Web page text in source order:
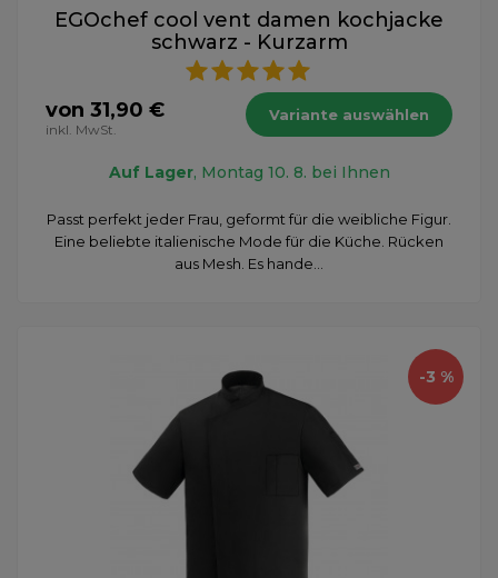
EGOchef cool vent damen kochjacke
schwarz - Kurzarm
von 31,90 €
inkl. MwSt.
Variante auswählen
Auf Lager, Montag 10. 8. bei Ihnen
Passt perfekt jeder Frau, geformt für die weibliche Figur.
Eine beliebte italienische Mode für die Küche. Rücken
aus Mesh. Es hande...
-3 %